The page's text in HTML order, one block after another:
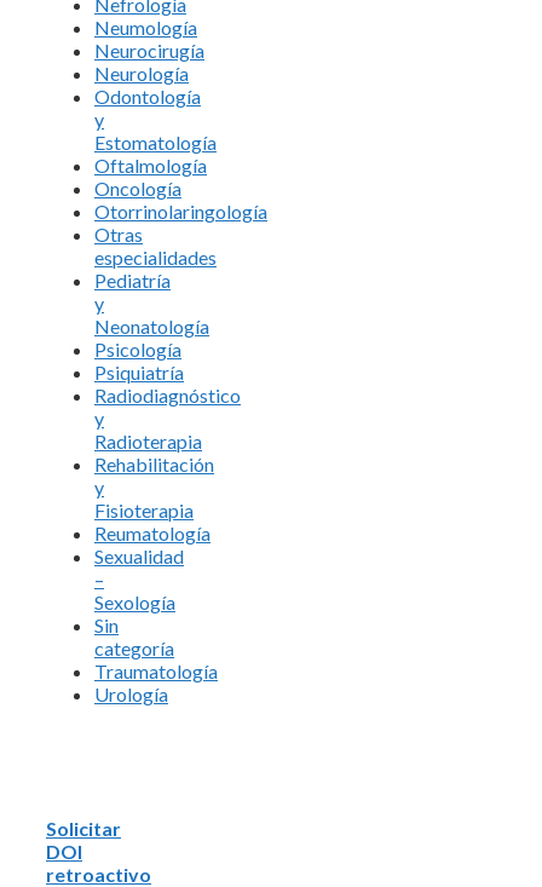
Neumología
Neurocirugía
Neurología
Odontología
y
Estomatología
Oftalmología
Oncología
Otorrinolaringología
Otras
especialidades
Pediatría
y
Neonatología
Psicología
Psiquiatría
Radiodiagnóstico
y
Radioterapia
Rehabilitación
y
Fisioterapia
Reumatología
Sexualidad
–
Sexología
Sin
categoría
Traumatología
Urología
Solicitar
DOI
retroactivo